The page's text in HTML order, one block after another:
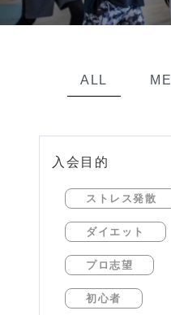
ALL
入会目的
ストレス発散
ダイエット
プロ志望
初心者